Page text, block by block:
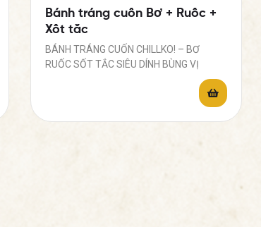
Bánh tráng cuốn Bơ + Ruốc +
Xốt tắc
BÁNH TRÁNG CUỐN CHILLKO! – BƠ
RUỐC SỐT TẮC SIÊU DÍNH BÙNG VỊ